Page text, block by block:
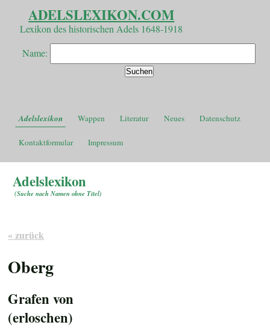
ADELSLEXIKON.COM
Lexikon des historischen Adels 1648-1918
Name:
Adelslexikon Wappen Literatur Neues Datenschutz
Kontaktformular Impressum
Adelslexikon
(Suche nach Namen ohne Titel)
« zurück
Oberg
Grafen von
(erloschen)